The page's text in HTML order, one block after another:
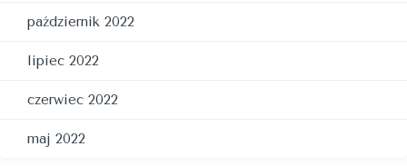
październik 2022
lipiec 2022
czerwiec 2022
maj 2022